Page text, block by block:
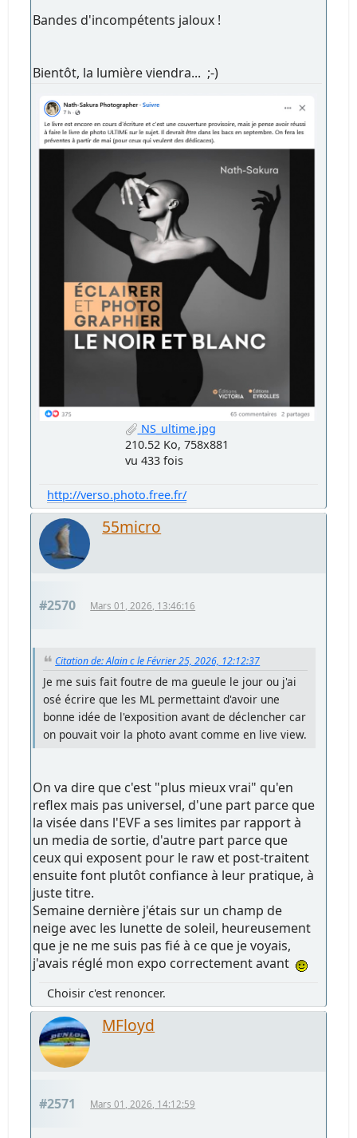
Bandes d'incompétents jaloux !
Bientôt, la lumière viendra... ;-)
NS_ultime.jpg
210.52 Ko, 758x881
vu 433 fois
http://verso.photo.free.fr/
55micro
#2570 Mars 01, 2026, 13:46:16
Citation de: Alain c le Février 25, 2026, 12:12:37
Je me suis fait foutre de ma gueule le jour ou j'ai
osé écrire que les ML permettaint d'avoir une
bonne idée de l'exposition avant de déclencher car
on pouvait voir la photo avant comme en live view.
On va dire que c'est "plus mieux vrai" qu'en
reflex mais pas universel, d'une part parce que
la visée dans l'EVF a ses limites par rapport à
un media de sortie, d'autre part parce que
ceux qui exposent pour le raw et post-traitent
ensuite font plutôt confiance à leur pratique, à
juste titre.
Semaine dernière j'étais sur un champ de
neige avec les lunette de soleil, heureusement
que je ne me suis pas fié à ce que je voyais,
j'avais réglé mon expo correctement avant
Choisir c'est renoncer.
MFloyd
#2571 Mars 01, 2026, 14:12:59